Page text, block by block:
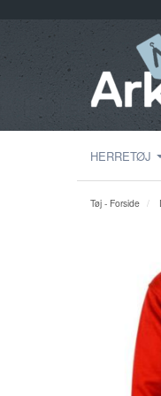
HERRETØJ
Tøj - Forside